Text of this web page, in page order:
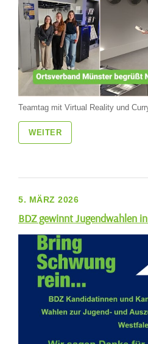
Teamtag mit Virtual Reality und
WEITER
5. MÄRZ 2026
BDZ gewinnt Jugendwahlen